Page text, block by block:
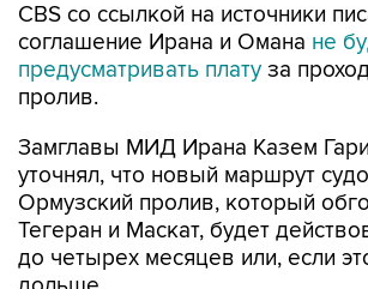
CBS со ссылкой на источники
соглашение Ирана и Омана не
предусматривать плату за
пролив.
Замглавы МИД Ирана Казем
уточнял, что новый маршрут
Ормузский пролив, который
Тегеран и Маскат, будет
до четырех месяцев или, если